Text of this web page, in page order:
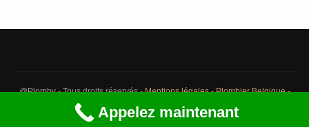
@Plomby - Tous droits réservés -Mentions légales-Plombier Belgique-
Débouchage Belgique
Appelez maintenant